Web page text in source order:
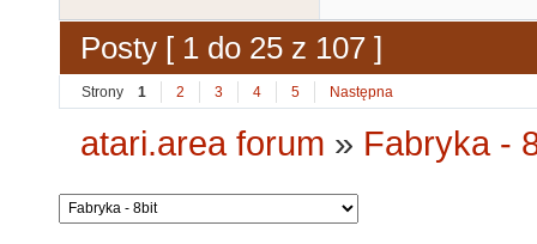
Posty [ 1 do 25 z 107 ]
Strony 1 2 3 4 5 Następna
atari.area forum » Fabryka -